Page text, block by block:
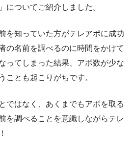
についてご紹介しました。
を知っていた方がテレアポに成功
の名前を調べるのに時間をかけて
ってしまった結果、アポ数が少な
ことも起こりがちです。
ではなく、あくまでもアポを取る
を調べることを意識しながらテレ